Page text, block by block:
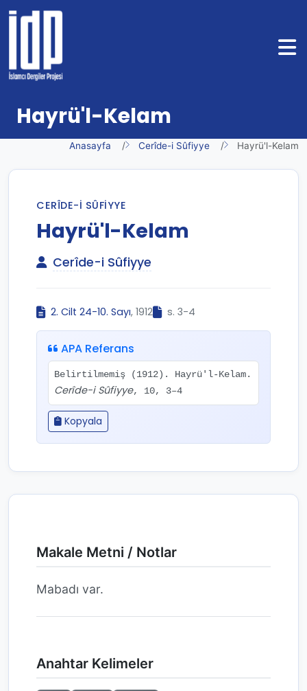
Hayrü'l-Kelam
Anasayfa Cerîde-i Sûfiyye Hayrü'l-Kelam
CERÎDE-I SÛFIYYE
Hayrü'l-Kelam
Cerîde-i Sûfiyye
2. Cilt 24-10. Sayı, 1912 s. 3-4
APA Referans
Belirtilmemiş (1912). Hayrü'l-Kelam.
Cerîde-i Sûfiyye, 10, 3–4
Kopyala
Makale Metni / Notlar
Mabadı var.
Anahtar Kelimeler